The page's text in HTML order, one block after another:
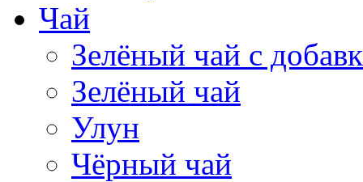
Чай
Зелёный чай с
Зелёный чай
Улун
Чёрный чай